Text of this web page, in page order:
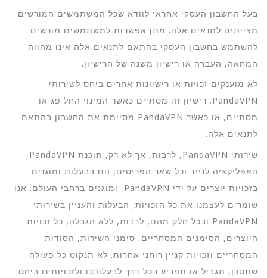
בעל החשבון העסקי אחראי לוודא שכל המשתמשים המורשים
מצייתים לתנאים אלה. מתן אפשרות למשתמשים מורשים
להשתמש בחשבון העסקי בהתאם לתנאים אלה אינו מהווה
המחאה, העברה או רישיון משנה של הרישיון.
לא מוענקים זכויות או רישיונות אחרים ביחס לשירותי
PandaVPN. רישיון זה מסתיים כאשר המינוי החל פג או
מסתיים, או כאשר PandaVPN מסיימת את החשבון בהתאם
לתנאים אלה.
שירותי PandaVPN, לרבות, אך לא רק, תוכנת PandaVPN,
האפליקציה לנייד וכל שאר הפריטים, הם בבעלות ומוגנים
בזכויות יוצרים על ידי PandaVPN, ומוגנים ברחבי העולם. אנו
שומרים לעצמנו את כל הזכויות, הבעלות והעניין בשירותי
PandaVPN ובכל חלק מהם, לרבות, ללא הגבלה, כל זכויות
היוצרים, הסימנים המסחריים, סימני השירות, הסודות
המסחריים וזכויות קניין רוחני אחרות. לא תנקוט כל פעולה
שתסכן, תגביל או תפריע בכל דרך לבעלותנו ולזכויותינו ביחס